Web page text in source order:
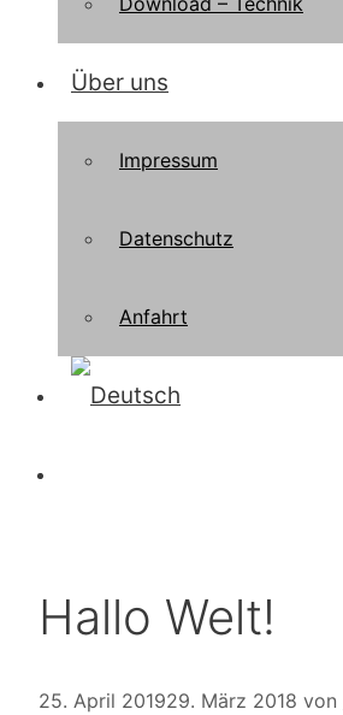
Über uns
Impressum
Datenschutz
Anfahrt
Hallo Welt!
25. April 201929. März 2018 von